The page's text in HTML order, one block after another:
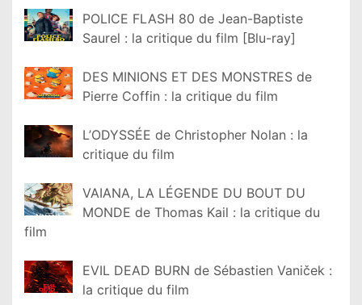
POLICE FLASH 80 de Jean-Baptiste
Saurel : la critique du film [Blu-ray]
DES MINIONS ET DES MONSTRES de
Pierre Coffin : la critique du film
L’ODYSSÉE de Christopher Nolan : la
critique du film
VAIANA, LA LÉGENDE DU BOUT DU
MONDE de Thomas Kail : la critique du
film
EVIL DEAD BURN de Sébastien Vaniček :
la critique du film